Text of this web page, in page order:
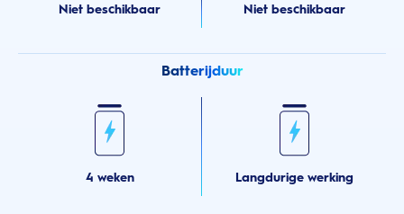
Niet beschikbaar Niet beschikbaar
Batterijduur
4 weken Langdurige werking